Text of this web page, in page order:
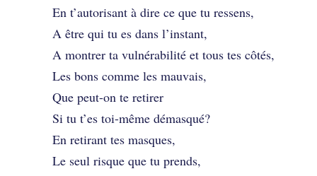
En t’autorisant à dire ce que tu ressens,
A être qui tu es dans l’instant,
A montrer ta vulnérabilité et tous tes côtés,
Les bons comme les mauvais,
Que peut-on te retirer
Si tu t’es toi-même démasqué?
En retirant tes masques,
Le seul risque que tu prends,